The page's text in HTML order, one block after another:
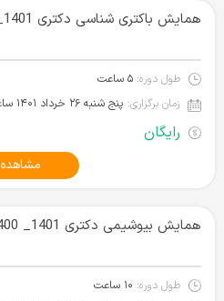
همایش باکتری شناسی دکتری 1401_ 1400دکتر بلوری
طول دوره: ۵ ساعت
زمان برگزاری: پنج شنبه ۲۶ خرداد ۱۴۰۱‌ ساعت ۱۵:۰۰
رایگان
مشاهده
همایش بیوشیمی دکتری 1401_ 1400دکتر محمدنژاد
طول دوره: ۱۰ ساعت